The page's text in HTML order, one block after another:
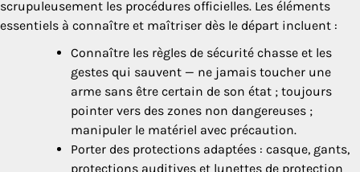
scrupuleusement les procédures officielles. Les éléments
essentiels à connaître et maîtriser dès le départ incluent :
Connaître les règles de sécurité chasse et les
gestes qui sauvent — ne jamais toucher une
arme sans être certain de son état ; toujours
pointer vers des zones non dangereuses ;
manipuler le matériel avec précaution.
Porter des protections adaptées : casque, gants,
protections auditives et lunettes de protection